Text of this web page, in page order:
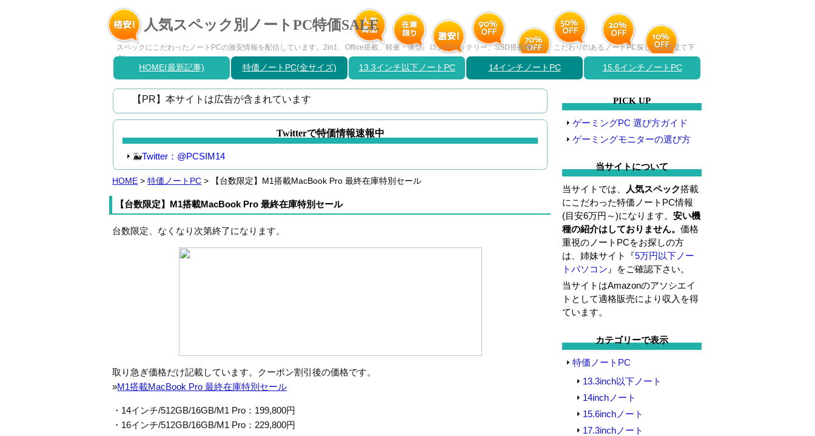
人気スペック別ノートPC特価SALE
スペックにこだわったノートPCの激安情報を配信しています。2in1、Office搭載、軽量・薄型、ロングバッテリー、SSD搭載機など、こだわりのあるノートPC探しにお役立て下
さい。
HOME(最新記事) 特価ノートPC(全サイズ) 13.3インチ以下ノートPC 14インチノートPC 15.6インチノートPC
【PR】本サイトは広告が含まれています
Twitterで特価情報速報中
🐳Twitter：@PCSIM14
HOME >特価ノートPC > 【台数限定】M1搭載MacBook Pro 最終在庫特別セール
【台数限定】M1搭載MacBook Pro 最終在庫特別セール
台数限定、なくなり次第終了になります。
取り急ぎ価格だけ記載しています。クーポン割引後の価格です。
»M1搭載MacBook Pro 最終在庫特別セール
・14インチ/512GB/16GB/M1 Pro：199,800円
・16インチ/512GB/16GB/M1 Pro：229,800円
PICK UP
ゲーミングPC 選び方ガイド
ゲーミングモニターの選び方
当サイトについて
当サイトでは、 人気スペック搭載
にこだわった特価ノートPC情報
(目安6万円～)になります。 安い機
種の紹介はしておりません。 価格
重視のノートPCをお探しの方
は、姉妹サイト『5万円以下ノー
トパソコン 』をご確認下さい。
当サイトはAmazonのアソシエイ
トとして適格販売により収入を得
ています。
カテゴリーで表示
特価ノートPC
13.3inch以下ノート
14inchノート
15.6inchノート
17.3inchノート